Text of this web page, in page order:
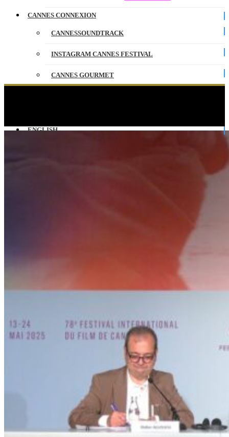
CANNES CONNEXION
CANNESSOUNDTRACK
INSTAGRAM CANNES FESTIVAL
CANNES GOURMET
ENGLISH